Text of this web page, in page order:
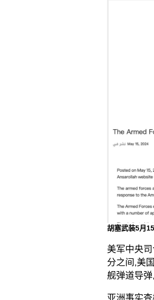
胡塞武装5月
美军中央
分之间,美
舰弹道导
亚洲事实